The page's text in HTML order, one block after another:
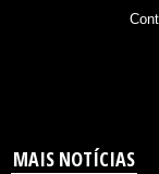
MAIS NOTÍCIAS